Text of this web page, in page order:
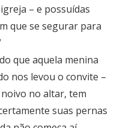
– e possuídas
que se segurar para
que aquela menina
nos levou o convite –
no altar, tem
suas pernas